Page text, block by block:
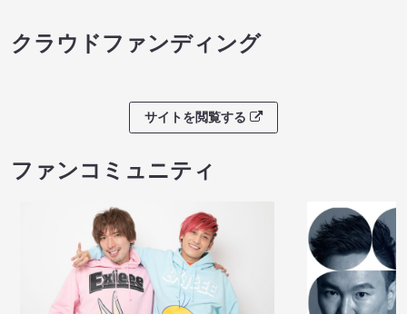
クラウドファンディング
サイトを閲覧する
ファンコミュニティ